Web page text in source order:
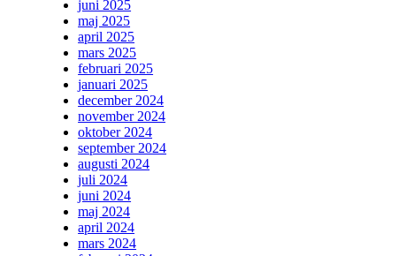
juni 2025
maj 2025
april 2025
mars 2025
februari 2025
januari 2025
december 2024
november 2024
oktober 2024
september 2024
augusti 2024
juli 2024
juni 2024
maj 2024
april 2024
mars 2024